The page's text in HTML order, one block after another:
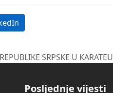
SRPSKE U KARATEU
Posljednje vijesti